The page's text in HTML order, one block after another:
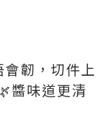
韌，切件上
醬味道更清